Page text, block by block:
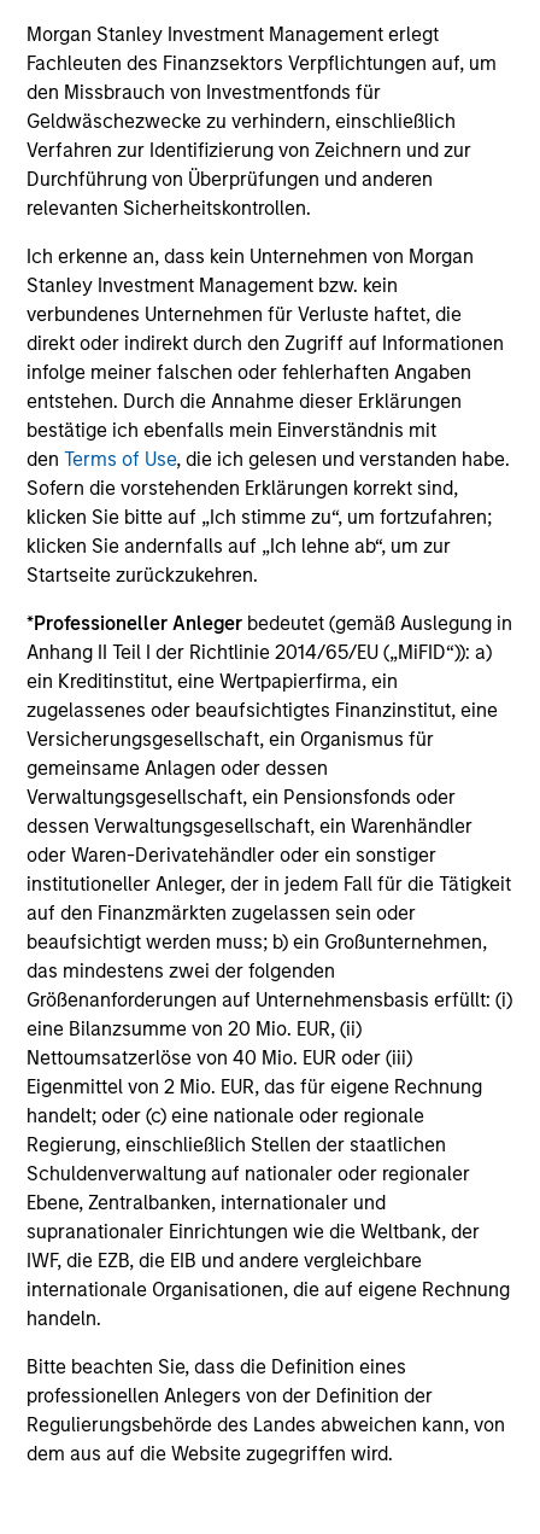
Morgan Stanley Investment Management erlegt
Fachleuten des Finanzsektors Verpflichtungen auf, um
den Missbrauch von Investmentfonds für
Geldwäschezwecke zu verhindern, einschließlich
Verfahren zur Identifizierung von Zeichnern und zur
Durchführung von Überprüfungen und anderen
relevanten Sicherheitskontrollen.
Ich erkenne an, dass kein Unternehmen von Morgan
Stanley Investment Management bzw. kein
verbundenes Unternehmen für Verluste haftet, die
direkt oder indirekt durch den Zugriff auf Informationen
infolge meiner falschen oder fehlerhaften Angaben
entstehen. Durch die Annahme dieser Erklärungen
bestätige ich ebenfalls mein Einverständnis mit
denTerms of Use, die ich gelesen und verstanden habe.
Sofern die vorstehenden Erklärungen korrekt sind,
klicken Sie bitte auf „Ich stimme zu“, um fortzufahren;
klicken Sie andernfalls auf „Ich lehne ab“, um zur
Startseite zurückzukehren.
*Professioneller Anleger bedeutet (gemäß Auslegung in
Anhang II Teil I der Richtlinie 2014/65/EU („MiFID“)): a)
ein Kreditinstitut, eine Wertpapierfirma, ein
zugelassenes oder beaufsichtigtes Finanzinstitut, eine
Versicherungsgesellschaft, ein Organismus für
gemeinsame Anlagen oder dessen
Verwaltungsgesellschaft, ein Pensionsfonds oder
dessen Verwaltungsgesellschaft, ein Warenhändler
oder Waren-Derivatehändler oder ein sonstiger
institutioneller Anleger, der in jedem Fall für die Tätigkeit
auf den Finanzmärkten zugelassen sein oder
beaufsichtigt werden muss; b) ein Großunternehmen,
das mindestens zwei der folgenden
Größenanforderungen auf Unternehmensbasis erfüllt: (i)
eine Bilanzsumme von 20 Mio. EUR, (ii)
Nettoumsatzerlöse von 40 Mio. EUR oder (iii)
Eigenmittel von 2 Mio. EUR, das für eigene Rechnung
handelt; oder (c) eine nationale oder regionale
Regierung, einschließlich Stellen der staatlichen
Schuldenverwaltung auf nationaler oder regionaler
Ebene, Zentralbanken, internationaler und
supranationaler Einrichtungen wie die Weltbank, der
IWF, die EZB, die EIB und andere vergleichbare
internationale Organisationen, die auf eigene Rechnung
handeln.
Bitte beachten Sie, dass die Definition eines
professionellen Anlegers von der Definition der
Regulierungsbehörde des Landes abweichen kann, von
dem aus auf die Website zugegriffen wird.
Währungsschwankungen steigen oder sinken. Alle
Performanceangaben werden auf Basis der
Nettoinventarwerte (NIW) berechnet. Alle
Performance- und Index-Daten stammen von
Morgan Stanley Investment
Management.Bitteklicken Sie hier
die sorgfältig zu lesen sind.
Dielaufenden Kostenspiegeln die Zahlungen und
Aufwendungen wider, die während des
Geschäftsbetriebs des Fonds anfallen und vom Vermögen
des Fonds im Laufe der Zeit abgezogen werden. Enthalten
sind die Gebühren für die Anlageverwaltung
(Verwaltungsgebühr), Depotbankgebühren und
Administrationskosten.
Durchschnittliche jährliche
Gesamtrendite
Beim genannten Betrag excl. AA wird davon
ausgegangen, dass alle Ausschüttungen reinvestiert und
die Kosten auf Fondsebene abgezogen wurden. Dazu
gehören die Kosten des Managements, der
Verwahrstelle/Depotbank und der Verwaltung sowie der
für den Anleger maximal anfallende Ausgabeaufschlag,
der gegebenenfalls vor einer Investition vom
Anlagebetrag abgezogen wird.
Vollständige Informationen über Gebühren und
Ausgabeaufschläge finden Sie im aktuellen
Verkaufsprospekt des Fonds und in den für die
Anteilsklasse geltenden wesentlichen
Anlegerinformationen.
Beispiel: Ein Anleger möchte Aktien im Wert von 100 US-
Dollar kaufen. Bei einem maximalen Ausgabeaufschlag
von 5,75 % werden dem Anleger dafür 106,10 US-Dollar
berechnet. Der Ausgabeaufschlag fällt erst bei der
Zeichnung an.
Beim genannten Betrag excl. AA wird davon
ausgegangen, dass alle Ausschüttungen reinvestiert und
die Kosten auf Fondsebene abgezogen wurden. Der
Betrag versteht sich jedoch vor Abzug des für den
Anleger anfallenden Ausgabeaufschlags.
Beim genannten Betrag incl. AA wird davon
ausgegangen, dass alle Ausschüttungen reinvestiert und
die Kosten auf Fondsebene abgezogen wurden.